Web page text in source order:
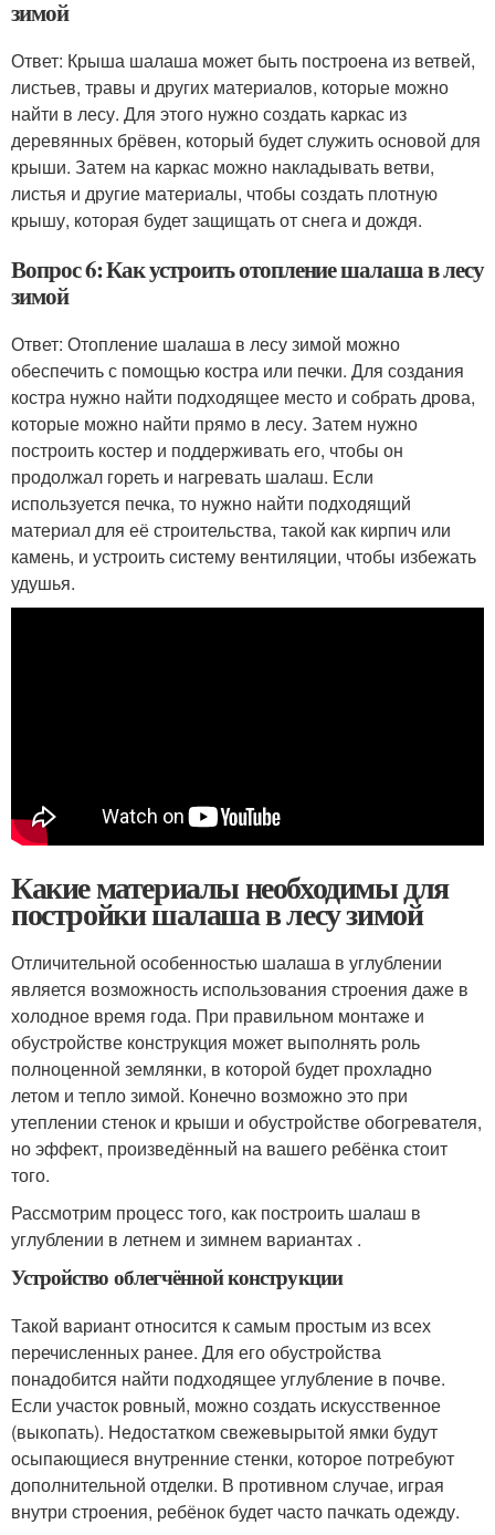
зимой
Ответ: Крыша шалаша может быть построена из ветвей,
листьев, травы и других материалов, которые можно
найти в лесу. Для этого нужно создать каркас из
деревянных брёвен, который будет служить основой для
крыши. Затем на каркас можно накладывать ветви,
листья и другие материалы, чтобы создать плотную
крышу, которая будет защищать от снега и дождя.
Вопрос 6: Как устроить отопление шалаша в лесу
зимой
Ответ: Отопление шалаша в лесу зимой можно
обеспечить с помощью костра или печки. Для создания
костра нужно найти подходящее место и собрать дрова,
которые можно найти прямо в лесу. Затем нужно
построить костер и поддерживать его, чтобы он
продолжал гореть и нагревать шалаш. Если
используется печка, то нужно найти подходящий
материал для её строительства, такой как кирпич или
камень, и устроить систему вентиляции, чтобы избежать
удушья.
Какие материалы необходимы для
постройки шалаша в лесу зимой
Отличительной особенностью шалаша в углублении
является возможность использования строения даже в
холодное время года. При правильном монтаже и
обустройстве конструкция может выполнять роль
полноценной землянки, в которой будет прохладно
летом и тепло зимой. Конечно возможно это при
утеплении стенок и крыши и обустройстве обогревателя,
но эффект, произведённый на вашего ребёнка стоит
того.
Рассмотрим процесс того, как построить шалаш в
углублении в летнем и зимнем вариантах .
Устройство облегчённой конструкции
Такой вариант относится к самым простым из всех
перечисленных ранее. Для его обустройства
понадобится найти подходящее углубление в почве.
Если участок ровный, можно создать искусственное
(выкопать). Недостатком свежевырытой ямки будут
осыпающиеся внутренние стенки, которое потребуют
дополнительной отделки. В противном случае, играя
внутри строения, ребёнок будет часто пачкать одежду.